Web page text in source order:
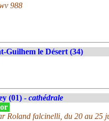
988
Guilhem le Désert (34)
(01) - cathédrale
Roland falcinelli, du 20 au 25